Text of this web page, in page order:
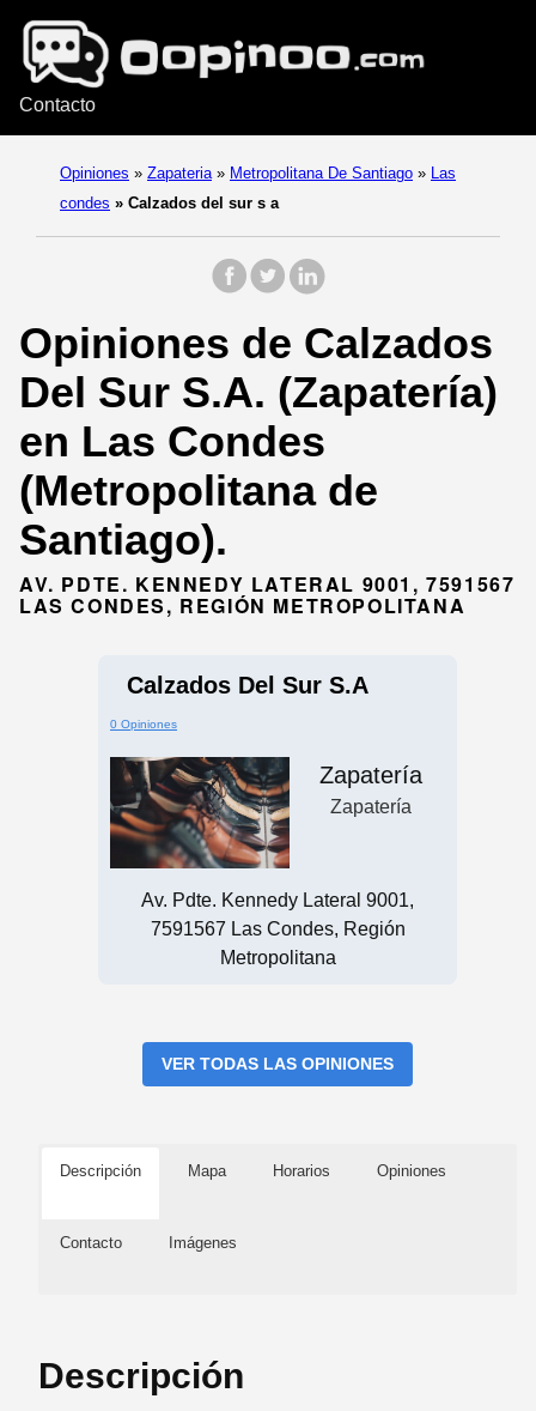
Contacto
Opiniones » Zapateria » Metropolitana De Santiago »
Las
condes » Calzados del sur s a
Opiniones de Calzados
Del Sur S.A. (Zapatería)
en Las Condes
(Metropolitana de
Santiago).
AV. PDTE. KENNEDY LATERAL 9001, 7591567
LAS CONDES, REGIÓN METROPOLITANA
Calzados Del Sur S.A
0 Opiniones
Zapatería
Zapatería
Av. Pdte. Kennedy Lateral 9001,
7591567 Las Condes, Región
Metropolitana
VER TODAS LAS OPINIONES
Descripción Mapa Horarios Opiniones
Contacto Imágenes
Descripción